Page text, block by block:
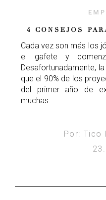
4 CONSEJOS
Cada vez son más los
el gafete y
Desafortunadamente,
que el 90% de los
del primer año de
muchas.
Por: Tico